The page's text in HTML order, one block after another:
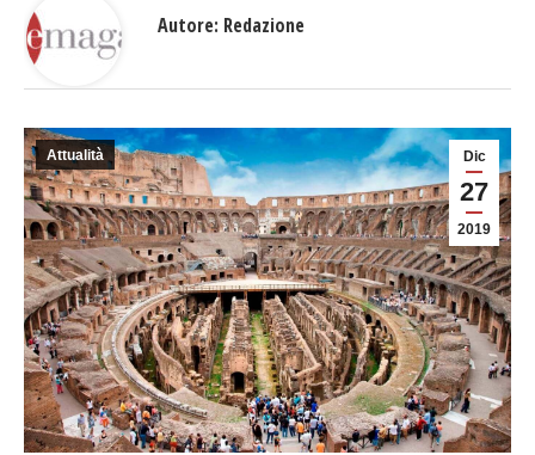
Dic
27
2019
Attualità
Autore: Redazione